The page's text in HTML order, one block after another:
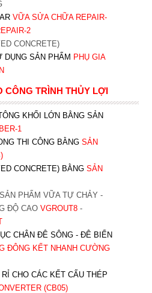
VỮA SỬA CHỮA REPAIR-
2
CONCRETE)
SẢN PHẨM PHỤ GIA
CÔNG TRÌNH THỦY LỢI
KHỐI LỚN BẰNG SẢN
1
THI CÔNG BẰNG SẢN
CONCRETE) BẰNG SẢN
PHẨM VỮA TỰ CHẢY -
ĐỘ CAO VGROUT8-
CHÂN ĐÊ SÔNG - ĐÊ BIỂN
ĐÔNG KẾT NHANH CƯỜNG
CHO CÁC KẾT CẤU THÉP
(CB05)